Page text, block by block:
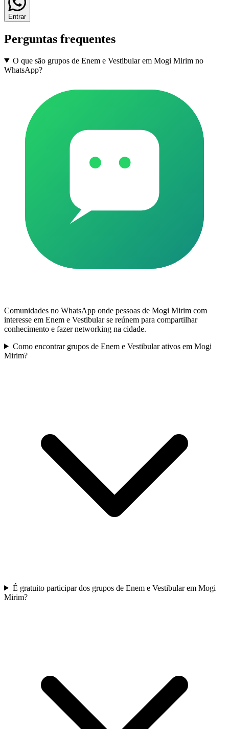
Entrar
Perguntas frequentes
O que são grupos de Enem e Vestibular em Mogi Mirim no
WhatsApp?
Comunidades no WhatsApp onde pessoas de Mogi Mirim com
interesse em Enem e Vestibular se reúnem para compartilhar
conhecimento e fazer networking na cidade.
Como encontrar grupos de Enem e Vestibular ativos em Mogi
Mirim?
É gratuito participar dos grupos de Enem e Vestibular em Mogi
Mirim?